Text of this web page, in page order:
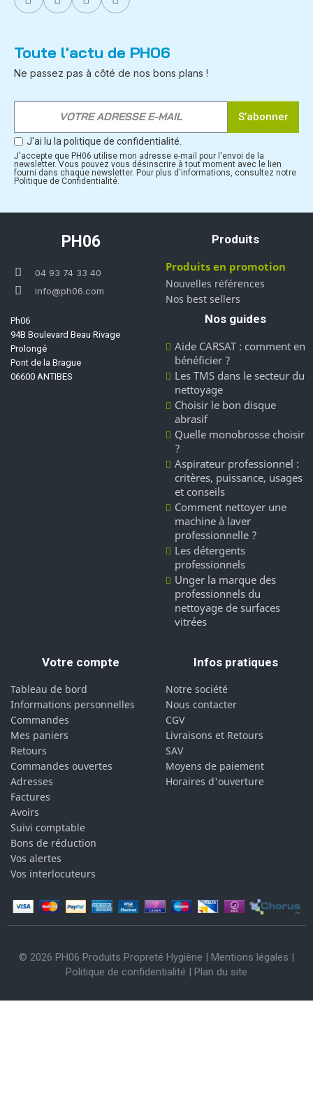
Toute l'actu de PH06
Ne passez pas à côté de nos bons plans !
S’abonner
J'ai lu la politique de confidentialité.
J'accepte que PH06 utilise mon adresse e-mail pour l'envoi de la
newsletter. Vous pouvez vous désinscrire à tout moment avec le lien
fourni dans chaque newsletter. Pour plus d'informations, consultez notre
Politique de Confidentialité.
PH06
04 93 74 33 40
info@ph06.com
Ph06
94B Boulevard Beau Rivage
Prolongé
Pont de la Brague
06600 ANTIBES
Produits
Produits en promotion
Nouvelles références
Nos best sellers
Nos guides
Aide CARSAT : comment en
bénéficier ?
Les TMS dans le secteur du
nettoyage
Choisir le bon disque
abrasif
Quelle monobrosse choisir
?
Aspirateur professionnel :
critères, puissance, usages
et conseils
Comment nettoyer une
machine à laver
professionnelle ?
Les détergents
professionnels
Unger la marque des
professionnels du
nettoyage de surfaces
vitrées
Votre compte
Tableau de bord
Informations personnelles
Commandes
Mes paniers
Retours
Commandes ouvertes
Adresses
Factures
Avoirs
Suivi comptable
Bons de réduction
Vos alertes
Vos interlocuteurs
Infos pratiques
Notre société
Nous contacter
CGV
Livraisons et Retours
SAV
Moyens de paiement
Horaires d'ouverture
© 2026 PH06 Produits Propreté Hygiène | Mentions légales |
Politique de confidentialité | Plan du site